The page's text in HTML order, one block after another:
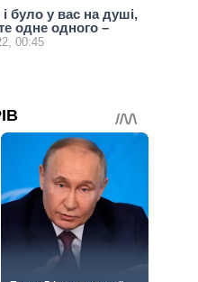
було у вас на душі,
одне одного –
00:45